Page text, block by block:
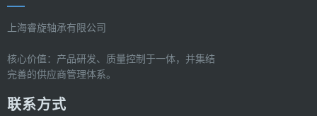
上海睿旋轴承有限公司
核心价值：产品研发、质量控制于一体，并集结
完善的供应商管理体系。
联系方式